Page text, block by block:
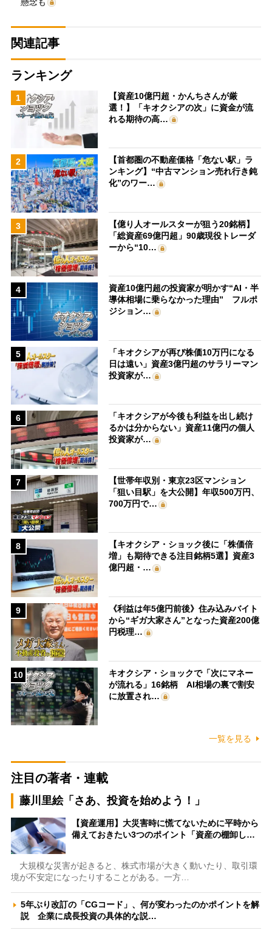
関連記事
ランキング
1
【資産10億円超・かんちさんが厳
選！】「キオクシアの次」に資金が流
れる期待の高…
2
【首都圏の不動産価格「危ない駅」ラ
ンキング】“中古マンション売れ行き鈍
化”のワー…
3
【億り人オールスターが狙う20銘柄】
「総資産69億円超」90歳現役トレーダ
ーから“10…
4
資産10億円超の投資家が明かす“AI・半
導体相場に乗らなかった理由” フルポ
ジション…
5
「キオクシアが再び株価10万円になる
日は遠い」資産3億円超のサラリーマン
投資家が…
6
「キオクシアが今後も利益を出し続け
るかは分からない」資産11億円の個人
投資家が…
7
【世帯年収別・東京23区マンション
「狙い目駅」を大公開】年収500万円、
700万円で…
8
【キオクシア・ショック後に「株価倍
増」も期待できる注目銘柄5選】資産3
億円超・…
9
《利益は年5億円前後》住み込みバイト
から“ギガ大家さん”となった資産200億
円税理…
10
キオクシア・ショックで「次にマネー
が流れる」16銘柄 AI相場の裏で割安
に放置され…
一覧を見る
注目の著者・連載
藤川里絵「さあ、投資を始めよう！」
【資産運用】大災害時に慌てないために平時から
備えておきたい3つのポイント「資産の棚卸し…
大規模な災害が起きると、株式市場が大きく動いたり、取引環
境が不安定になったりすることがある。一方…
5年ぶり改訂の「CGコード」、何が変わったのかポイントを解
説 企業に成長投資の具体的な説…